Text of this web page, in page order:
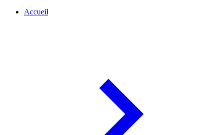
Accueil